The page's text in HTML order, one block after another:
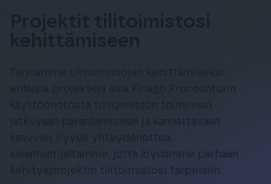
Tilaa Procountor
jatkuvaan parantamiseen ja kannattavaan
kasvuun. Pyydä yhteydenottoa
asiantuntijaltamme, jotta löydämme parhaan
kehitysprojektin tilitoimistosi tarpeisiin.